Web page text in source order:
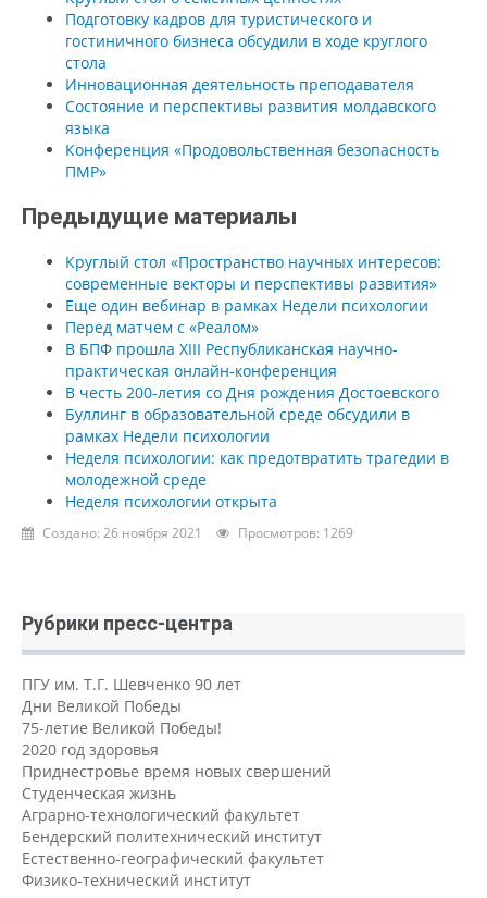
Подготовку кадров для туристического и
гостиничного бизнеса обсудили в ходе круглого
стола
Инновационная деятельность преподавателя
Состояние и перспективы развития молдавского
языка
Конференция «Продовольственная безопасность
ПМР»
Предыдущие материалы
Круглый стол «Пространство научных интересов:
современные векторы и перспективы развития»
Еще один вебинар в рамках Недели психологии
Перед матчем с «Реалом»
В БПФ прошла XIII Республиканская научно-
практическая онлайн-конференция
В честь 200-летия со Дня рождения Достоевского
Буллинг в образовательной среде обсудили в
рамках Недели психологии
Неделя психологии: как предотвратить трагедии в
молодежной среде
Неделя психологии открыта
Создано: 26 ноября 2021 Просмотров: 1269
Рубрики пресс-центра
ПГУ им. Т.Г. Шевченко 90 лет
Дни Великой Победы
75-летие Великой Победы!
2020 год здоровья
Приднестровье время новых свершений
Студенческая жизнь
Аграрно-технологический факультет
Бендерский политехнический институт
Естественно-географический факультет
Физико-технический институт